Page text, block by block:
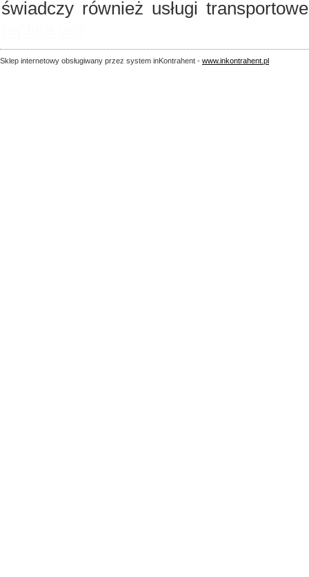
świadczy również usługi
Sklep internetowy obsługiwany przez system inKontrahent - www.inkontrahent.pl